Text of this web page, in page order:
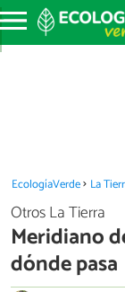
EcologíaVerde La
Otros La Tierra
Meridiano
dónde pasa